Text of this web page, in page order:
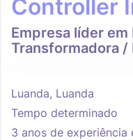
Controller
Empresa líder
Transformadora /
Luanda, Luanda
Tempo determinado
3 anos de experiência